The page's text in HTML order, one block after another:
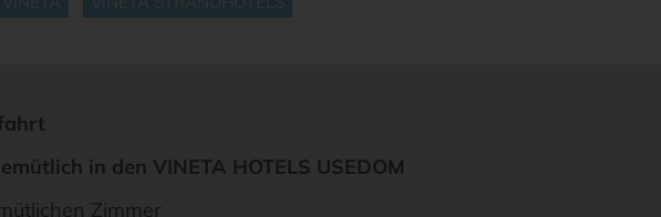
in den VINETA HOTELS USEDOM
Zimmer